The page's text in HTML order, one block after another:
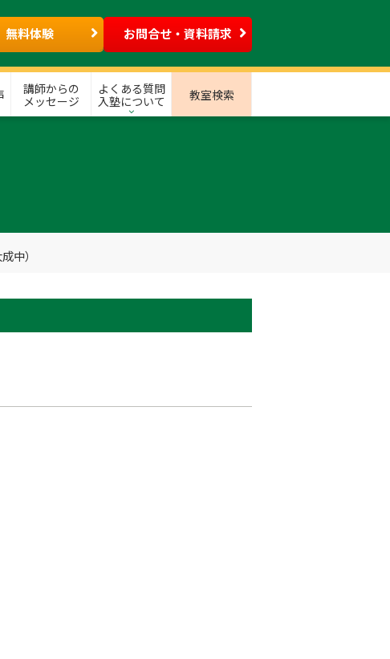
無料体験 お問合せ・資料請求
講師からの
メッセージ
よくある質問
入塾について
教室検索
中）